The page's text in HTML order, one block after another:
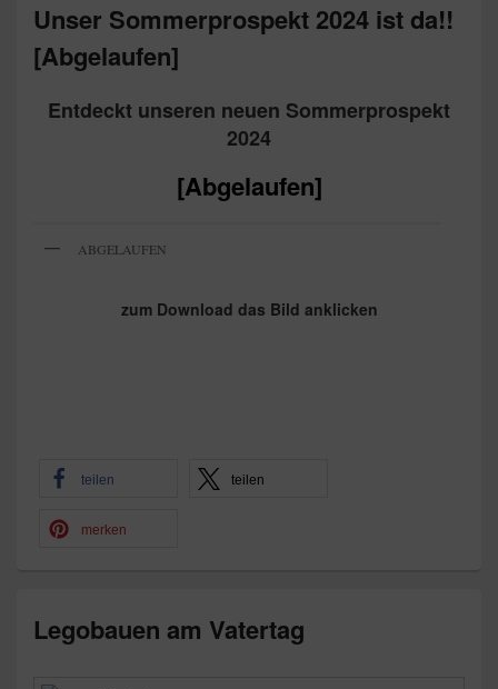
Unser Sommerprospekt 2024 ist da!!
[Abgelaufen]
Entdeckt unseren neuen Sommerprospekt
2024
[Abgelaufen]
ABGELAUFEN
zum Download das Bild anklicken
teilen teilen
merken
Legobauen am Vatertag